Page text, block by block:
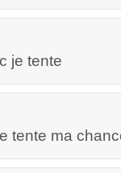
je tente
tente ma